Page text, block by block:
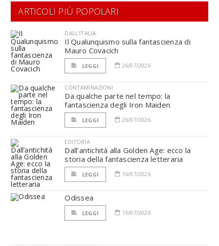
ARTICOLI PIÙ POPOLARI
DALL'ITALIA
Il Qualunquismo sulla fantascienza di
Mauro Covacich
LEGGI 26/07/2026
CONTAMINAZIONI
Da qualche parte nel tempo: la
fantascienza degli Iron Maiden
LEGGI 26/07/2026
EDITORIA
Dall’antichità alla Golden Age: ecco la
storia della fantascienza letteraria
LEGGI 16/07/2026
Odissea
LEGGI 15/07/2026